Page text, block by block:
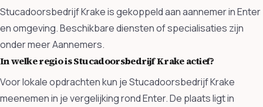
Stucadoorsbedrijf Krake is gekoppeld aan aannemer in Enter
en omgeving. Beschikbare diensten of specialisaties zijn
onder meer Aannemers.
In welke regio is Stucadoorsbedrijf Krake actief?
Voor lokale opdrachten kun je Stucadoorsbedrijf Krake
meenemen in je vergelijking rond Enter. De plaats ligt in